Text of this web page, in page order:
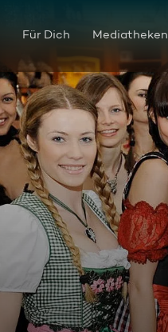
Für Dich Mediatheken